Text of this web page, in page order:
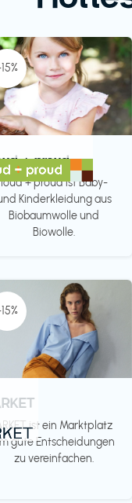
+ proud
loud + proud ist Baby-
Kinderkleidung aus
Biobaumwolle und
Biowolle.
ist ein Marktplatz
gute Entscheidungen
zu vereinfachen.